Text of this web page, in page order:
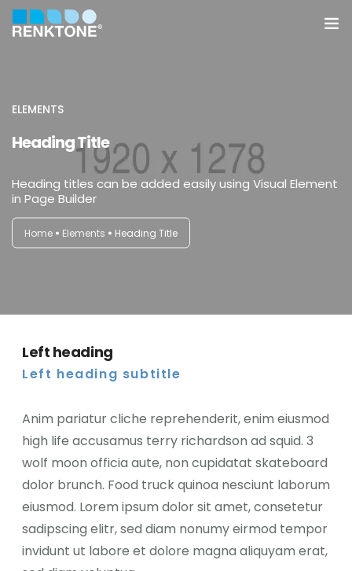
Kurumsal
Hizmetler
Ürünler
Sektörler
ELEMENTS
Heading Title
Heading titles can be added easily using Visual Element
in Page Builder
Home Elements Heading Title
Left heading
Left heading subtitle
Anim pariatur cliche reprehenderit, enim eiusmod
high life accusamus terry richardson ad squid. 3
wolf moon officia aute, non cupidatat skateboard
dolor brunch. Food truck quinoa nesciunt laborum
eiusmod. Lorem ipsum dolor sit amet, consetetur
sadipscing elitr, sed diam nonumy eirmod tempor
invidunt ut labore et dolore magna aliquyam erat,